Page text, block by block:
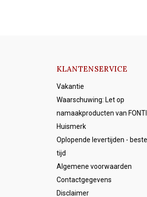
KLANTENSERVICE
Vakantie
Waarschuwing: Let op
namaakproducten van
Huismerk
Oplopende levertijden -
tijd
Algemene voorwaarden
Contactgegevens
Disclaimer